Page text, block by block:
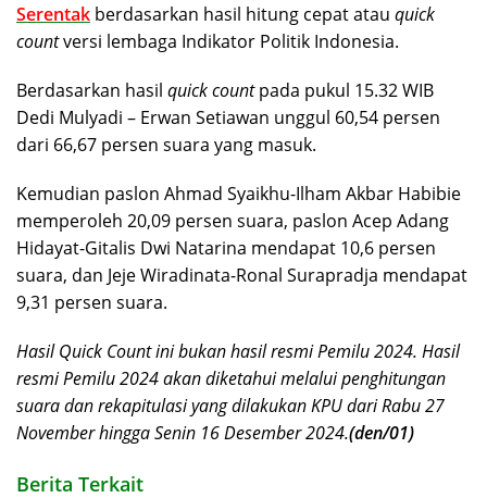
Serentak berdasarkan hasil hitung cepat atau quick
countversi lembaga Indikator Politik Indonesia.
Berdasarkan hasil quick countpada pukul 15.32 WIB
Dedi Mulyadi – Erwan Setiawan unggul 60,54 persen
dari 66,67 persen suara yang masuk.
Kemudian paslon Ahmad Syaikhu-Ilham Akbar Habibie
memperoleh 20,09 persen suara, paslon Acep Adang
Hidayat-Gitalis Dwi Natarina mendapat 10,6 persen
suara, dan Jeje Wiradinata-Ronal Surapradja mendapat
9,31 persen suara.
Hasil Quick Count ini bukan hasil resmi Pemilu 2024. Hasil
resmi Pemilu 2024 akan diketahui melalui penghitungan
suara dan rekapitulasi yang dilakukan KPU dari Rabu 27
November hingga Senin 16 Desember 2024.(den/01)
Berita Terkait